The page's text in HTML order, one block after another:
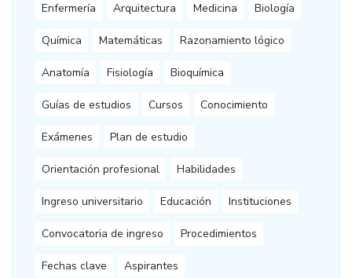
Enfermería Arquitectura Medicina Biología
Química Matemáticas Razonamiento lógico
Anatomía Fisiología Bioquímica
Guías de estudios Cursos Conocimiento
Exámenes Plan de estudio
Orientación profesional Habilidades
Ingreso universitario Educación Instituciones
Convocatoria de ingreso Procedimientos
Fechas clave Aspirantes